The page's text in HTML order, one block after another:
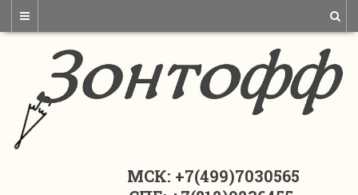
МСК: +7(499)7030565